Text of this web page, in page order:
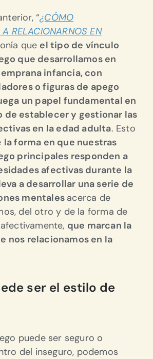
“¿CÓMO
RELACIONARNOS EN
que el tipo de vínculo
que desarrollamos en
infancia, con
o figuras de apego
un papel fundamental en
de establecer y gestionar las
en la edad adulta. Esto
la forma en que nuestras
principales responden a
afectivas durante la
a desarrollar una serie de
mentales acerca de
del otro y de la forma de
que marcan la
nos relacionamos en la
ser el estilo de
puede ser seguro o
del inseguro, podemos